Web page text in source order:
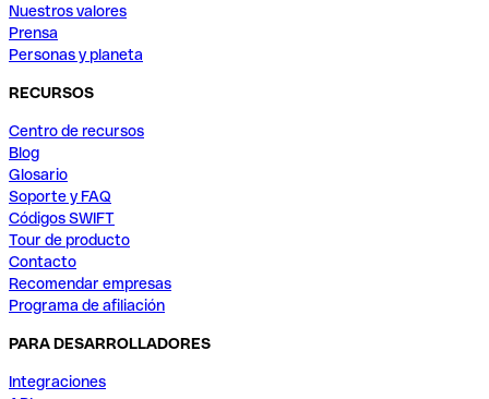
Nuestros valores
Prensa
Personas y planeta
RECURSOS
Centro de recursos
Blog
Glosario
Soporte y FAQ
Códigos SWIFT
Tour de producto
Contacto
Recomendar empresas
Programa de afiliación
PARA DESARROLLADORES
Integraciones